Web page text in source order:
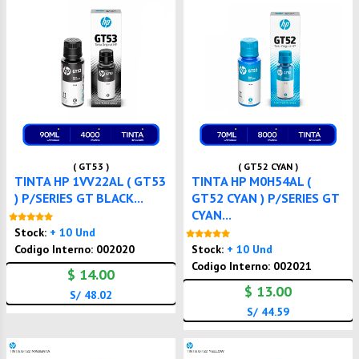
( GT53 )
TINTA HP 1VV22AL ( GT53
) P/SERIES GT BLACK...
Stock: + 10 Und
Codigo Interno: 002020
$ 14.00
S/ 48.02
( GT52 CYAN )
TINTA HP M0H54AL (
GT52 CYAN ) P/SERIES GT
CYAN...
Stock: + 10 Und
Codigo Interno: 002021
$ 13.00
S/ 44.59